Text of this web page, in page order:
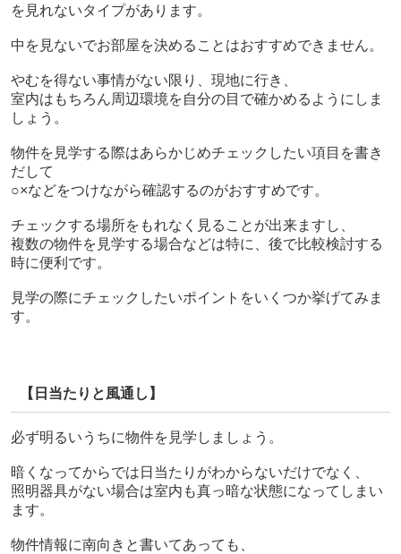
を見れないタイプがあります。
中を見ないでお部屋を決めることはおすすめできません。
やむを得ない事情がない限り、現地に行き、
室内はもちろん周辺環境を自分の目で確かめるようにしま
しょう。
物件を見学する際はあらかじめチェックしたい項目を書き
だして
○×などをつけながら確認するのがおすすめです。
チェックする場所をもれなく見ることが出来ますし、
複数の物件を見学する場合などは特に、後で比較検討する
時に便利です。
見学の際にチェックしたいポイントをいくつか挙げてみま
す。
【日当たりと風通し】
必ず明るいうちに物件を見学しましょう。
暗くなってからでは日当たりがわからないだけでなく、
照明器具がない場合は室内も真っ暗な状態になってしまい
ます。
物件情報に南向きと書いてあっても、